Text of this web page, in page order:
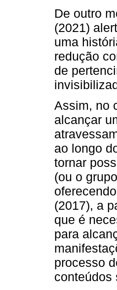
De outro
(2021)
uma
redução
de
Assim, no
alcançar
ao longo
tornar
(ou o
(2017), a
que é
para
processo
conteúdos